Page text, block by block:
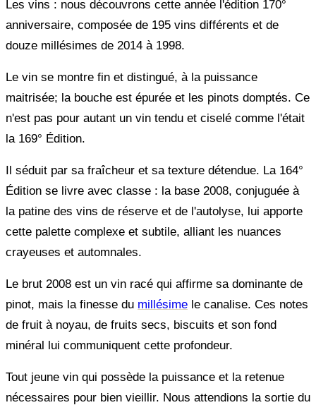
Les vins : nous découvrons cette année l'édition 170°
anniversaire, composée de 195 vins différents et de
douze millésimes de 2014 à 1998.
Le vin se montre fin et distingué, à la puissance
maitrisée; la bouche est épurée et les pinots domptés. Ce
n'est pas pour autant un vin tendu et ciselé comme l'était
la 169° Édition.
Il séduit par sa fraîcheur et sa texture détendue. La 164°
Édition se livre avec classe : la base 2008, conjuguée à
la patine des vins de réserve et de l'autolyse, lui apporte
cette palette complexe et subtile, alliant les nuances
crayeuses et automnales.
Le brut 2008 est un vin racé qui affirme sa dominante de
pinot, mais la finesse du millésime le canalise. Ces notes
de fruit à noyau, de fruits secs, biscuits et son fond
minéral lui communiquent cette profondeur.
Tout jeune vin qui possède la puissance et la retenue
nécessaires pour bien vieillir. Nous attendions la sortie du